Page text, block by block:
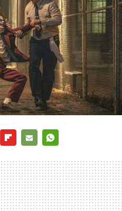
MAIL